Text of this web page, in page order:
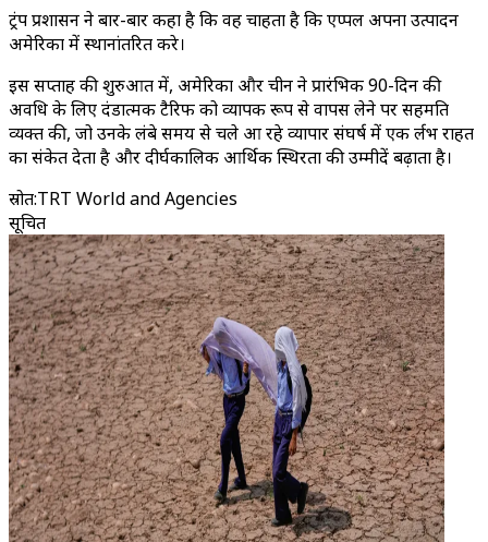
ट्रंप प्रशासन ने बार-बार कहा है कि वह चाहता है कि एप्पल अपना उत्पादन
अमेरिका में स्थानांतरित करे।
इस सप्ताह की शुरुआत में, अमेरिका और चीन ने प्रारंभिक 90-दिन की
अवधि के लिए दंडात्मक टैरिफ को व्यापक रूप से वापस लेने पर सहमति
व्यक्त की, जो उनके लंबे समय से चले आ रहे व्यापार संघर्ष में एक दुर्लभ राहत
का संकेत देता है और दीर्घकालिक आर्थिक स्थिरता की उम्मीदें बढ़ाता है।
स्रोत:TRT World and Agencies
सूचित